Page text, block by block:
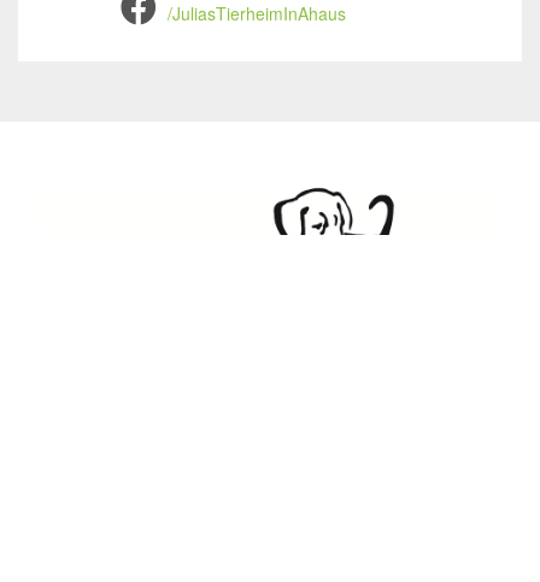
/JuliasTierheimInAhaus